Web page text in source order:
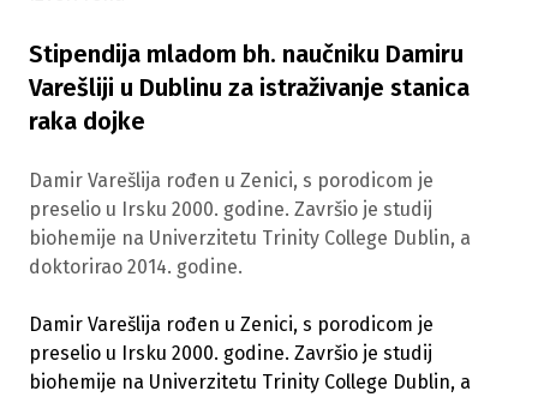
Stipendija mladom bh. naučniku Damiru
Varešliji u Dublinu za istraživanje stanica
raka dojke
Damir Varešlija rođen u Zenici, s porodicom je
preselio u Irsku 2000. godine. Završio je studij
biohemije na Univerzitetu Trinity College Dublin, a
doktorirao 2014. godine.
Damir Varešlija rođen u Zenici, s porodicom je
preselio u Irsku 2000. godine. Završio je studij
biohemije na Univerzitetu Trinity College Dublin, a